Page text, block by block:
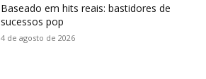
Baseado em hits reais: bastidores de
sucessos pop
4 de agosto de 2026